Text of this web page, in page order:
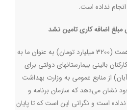
انجام نداده است.
وی افزود: قرار بود مبلغ 3.2 همت (3200 میلیارد تومان) به عنوان ما به
بالینی بیمارستانهای دولتی برای
از منابع عمومی به وزارت بهداشت
نشان می‌دهد که سازمان برنامه و
است و نگرانی این است که تا پایان